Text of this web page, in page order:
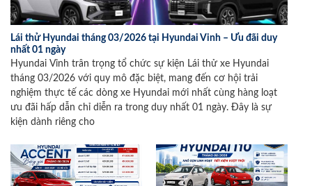
Lái thử Hyundai tháng 03/2026 tại Hyundai Vinh – Ưu đãi duy
nhất 01 ngày
Hyundai Vinh trân trọng tổ chức sự kiện Lái thử xe Hyundai
tháng 03/2026 với quy mô đặc biệt, mang đến cơ hội trải
nghiệm thực tế các dòng xe Hyundai mới nhất cùng hàng loạt
ưu đãi hấp dẫn chỉ diễn ra trong duy nhất 01 ngày. Đây là sự
kiện dành riêng cho